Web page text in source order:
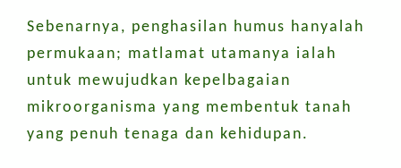
Sebenarnya, penghasilan humus hanyalah
permukaan; matlamat utamanya ialah
untuk mewujudkan kepelbagaian
mikroorganisma yang membentuk tanah
yang penuh tenaga dan kehidupan.